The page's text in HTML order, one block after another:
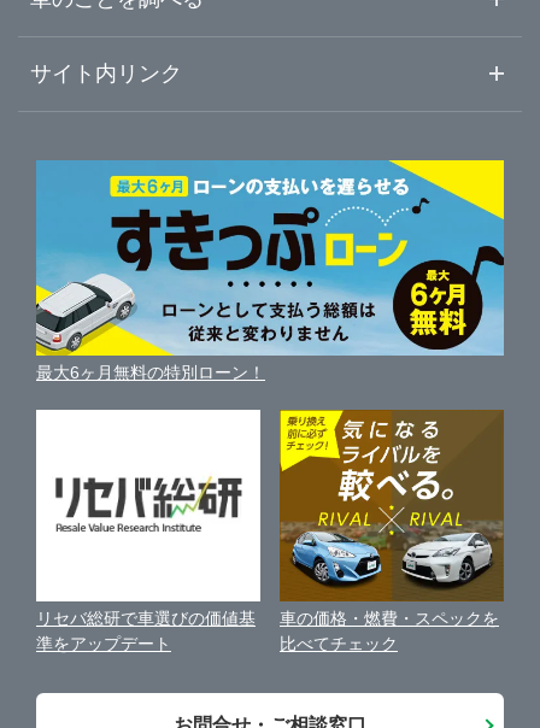
岐阜県
静岡県
三重県
初めての中古車購入ガイド
中古車人気ランキング
自動車ローンを調べる
ガリバーの自動車ローン
車買い替えの基礎知識
近くのお店で車を探す
ガリバーの査定が選ばれる理由
車を売る時よくある質問
便利な査定サービス
中古車買取相場（毎月更新）
車の個人売買ガイド
車初心者まとめ
新車・中古車カタログ
車の燃費を調べる
車種別クチコミ
車比較サイト
サイト内リンク
サイトマップ
サイトの使用条件
利用規約
保険代理店業務に関する基本方針
古物営業法に基づく表示
お客様の声
会社案内
最大6ヶ月無料の特別ローン！
リセバ総研で車選びの価値基
準をアップデート
車の価格・燃費・スペックを
比べてチェック